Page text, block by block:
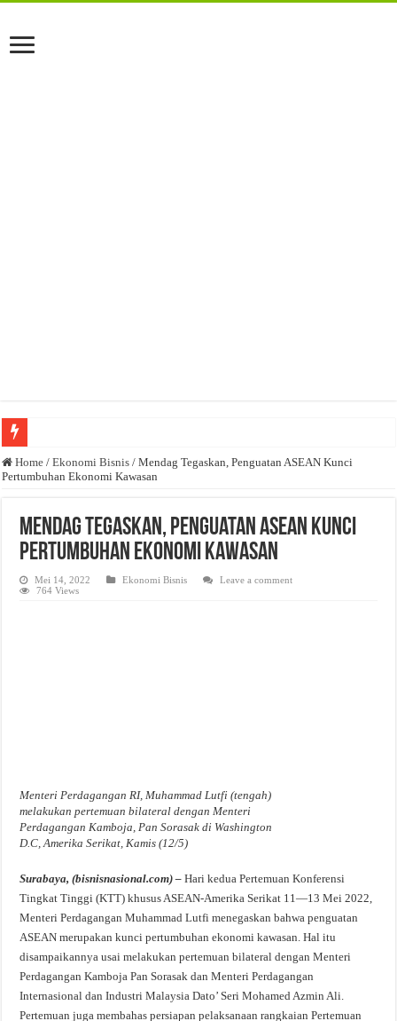
Anda butuh promosi usaha? Kontak ke Email redaksi@bisnisnasional.com
Dibutuhkan Marketing. Lamaran di-email ke redaksi@bisnisnasional.com
Home / Ekonomi Bisnis / Mendag Tegaskan, Penguatan ASEAN Kunci
Pertumbuhan Ekonomi Kawasan
Mendag Tegaskan, Penguatan ASEAN Kunci
Pertumbuhan Ekonomi Kawasan
Mei 14, 2022 Ekonomi Bisnis
Leave a comment
764 Views
Menteri Perdagangan RI, Muhammad Lutfi (tengah)
melakukan pertemuan bilateral dengan Menteri
Perdagangan Kamboja, Pan Sorasak di Washington
D.C, Amerika Serikat, Kamis (12/5)
Surabaya, (bisnisnasional.com) – Hari kedua Pertemuan Konferensi
Tingkat Tinggi (KTT) khusus ASEAN-Amerika Serikat 11—13 Mei 2022,
Menteri Perdagangan Muhammad Lutfi menegaskan bahwa penguatan
ASEAN merupakan kunci pertumbuhan ekonomi kawasan. Hal itu
disampaikannya usai melakukan pertemuan bilateral dengan Menteri
Perdagangan Kamboja Pan Sorasak dan Menteri Perdagangan
Internasional dan Industri Malaysia Dato’ Seri Mohamed Azmin Ali.
Pertemuan juga membahas persiapan pelaksanaan rangkaian Pertemuan